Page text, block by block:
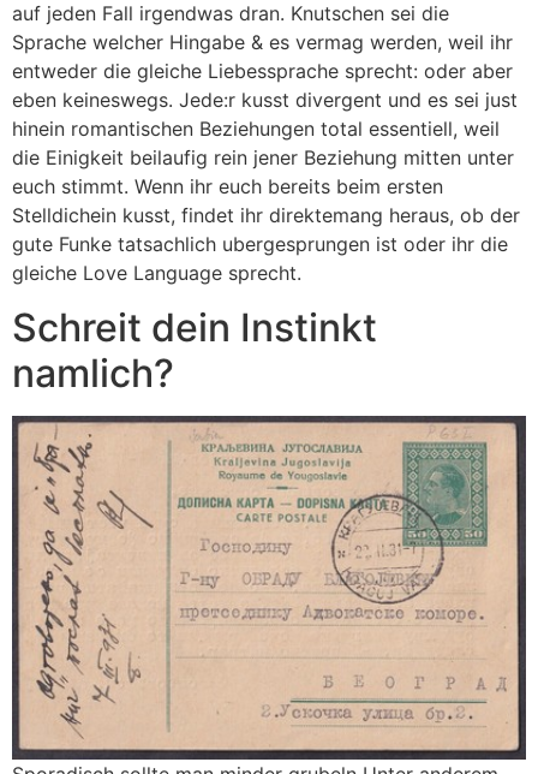
auf jeden Fall irgendwas dran. Knutschen sei die
Sprache welcher Hingabe & es vermag werden, weil ihr
entweder die gleiche Liebessprache sprecht: oder aber
eben keineswegs. Jede:r kusst divergent und es sei just
hinein romantischen Beziehungen total essentiell, weil
die Einigkeit beilaufig rein jener Beziehung mitten unter
euch stimmt. Wenn ihr euch bereits beim ersten
Stelldichein kusst, findet ihr direktemang heraus, ob der
gute Funke tatsachlich ubergesprungen ist oder ihr die
gleiche Love Language sprecht.
Schreit dein Instinkt
namlich?